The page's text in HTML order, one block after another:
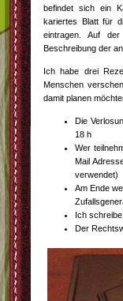
befindet sich ein
kariertes Blatt für
eintragen. Auf
Beschreibung der
Ich habe drei
Menschen
damit planen
Die
18 h
Wer
Mail
verwendet)
Am Ende
Ich
Der